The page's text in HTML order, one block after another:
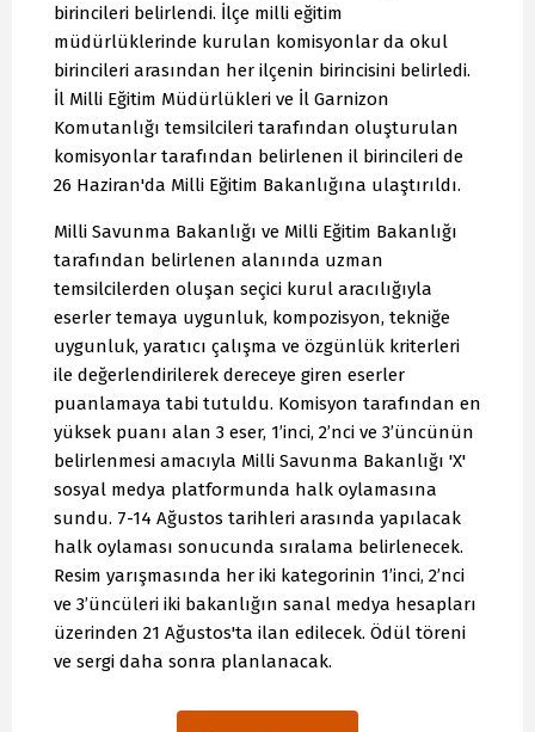
birincileri belirlendi. İlçe milli eğitim
müdürlüklerinde kurulan komisyonlar da okul
birincileri arasından her ilçenin birincisini belirledi.
İl Milli Eğitim Müdürlükleri ve İl Garnizon
Komutanlığı temsilcileri tarafından oluşturulan
komisyonlar tarafından belirlenen il birincileri de
26 Haziran'da Milli Eğitim Bakanlığına ulaştırıldı.
Milli Savunma Bakanlığı ve Milli Eğitim Bakanlığı
tarafından belirlenen alanında uzman
temsilcilerden oluşan seçici kurul aracılığıyla
eserler temaya uygunluk, kompozisyon, tekniğe
uygunluk, yaratıcı çalışma ve özgünlük kriterleri
ile değerlendirilerek dereceye giren eserler
puanlamaya tabi tutuldu. Komisyon tarafından en
yüksek puanı alan 3 eser, 1’inci, 2’nci ve 3’üncünün
belirlenmesi amacıyla Milli Savunma Bakanlığı 'X'
sosyal medya platformunda halk oylamasına
sundu. 7-14 Ağustos tarihleri arasında yapılacak
halk oylaması sonucunda sıralama belirlenecek.
Resim yarışmasında her iki kategorinin 1’inci, 2’nci
ve 3’üncüleri iki bakanlığın sanal medya hesapları
üzerinden 21 Ağustos'ta ilan edilecek. Ödül töreni
ve sergi daha sonra planlanacak.